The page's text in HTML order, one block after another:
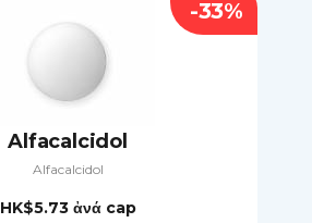
Alfacalcidol
Alfacalcidol
HK$5.73 ἀνά cap
-33%